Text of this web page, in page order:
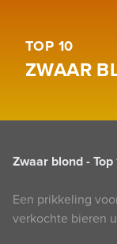
TOP 10
ZWAAR
Zwaar blond -
Een prikkeling
verkochte bieren